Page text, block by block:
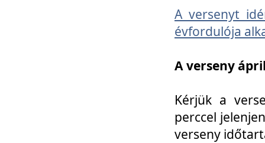
A versenyt
évfordulója
A verseny
Kérjük a
perccel
verseny